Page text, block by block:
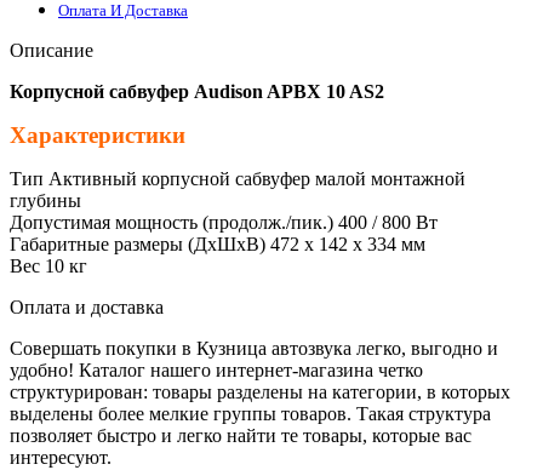
Оплата И Доставка
Описание
Корпусной сабвуфер Audison APBX 10 AS2
Характеристики
Тип Активный корпусной сабвуфер малой монтажной
глубины
Допустимая мощность (продолж./пик.) 400 / 800 Вт
Габаритные размеры (ДхШхВ) 472 х 142 х 334 мм
Вес 10 кг
Оплата и доставка
Совершать покупки в Кузница автозвука легко, выгодно и
удобно! Каталог нашего интернет-магазина четко
структурирован: товары разделены на категории, в которых
выделены более мелкие группы товаров. Такая структура
позволяет быстро и легко найти те товары, которые вас
интересуют.